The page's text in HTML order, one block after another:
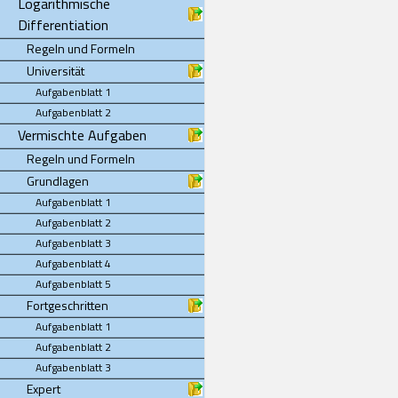
Differentiation
Regeln und Formeln
Universität
Aufgabenblatt 1
Aufgabenblatt 2
Vermischte Aufgaben
Regeln und Formeln
Grundlagen
Aufgabenblatt 1
Aufgabenblatt 2
Aufgabenblatt 3
Aufgabenblatt 4
Aufgabenblatt 5
Fortgeschritten
Aufgabenblatt 1
Aufgabenblatt 2
Aufgabenblatt 3
Expert